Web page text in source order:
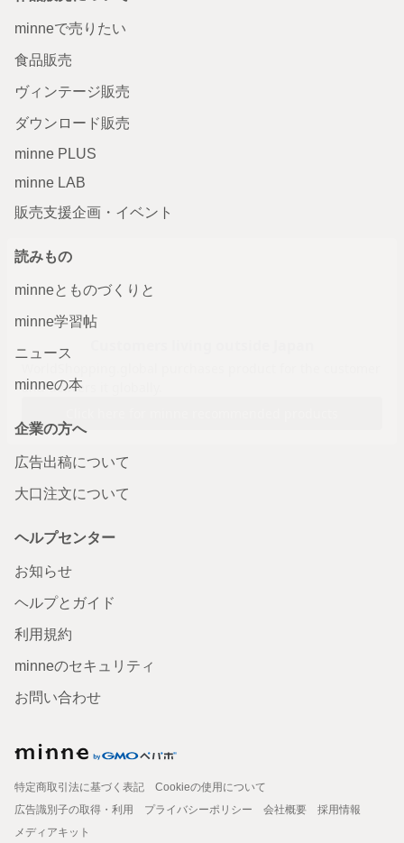
minneで売りたい
食品販売
ヴィンテージ販売
ダウンロード販売
minne PLUS
minne LAB
販売支援企画・イベント
読みもの
minneとものづくりと
minne学習帖
ニュース
minneの本
企業の方へ
広告出稿について
大口注文について
ヘルプセンター
お知らせ
ヘルプとガイド
利用規約
minneのセキュリティ
お問い合わせ
特定商取引法に基づく表記
Cookieの使用について
広告識別子の取得・利用
プライバシーポリシー 会社概要
採用情報
メディアキット